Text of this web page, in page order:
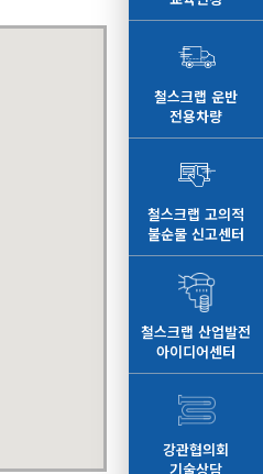
철스크랩 운반
전용차량
철스크랩 고의적
불순물 신고센터
철스크랩 산업발전
아이디어센터
강관협의회
기술상담